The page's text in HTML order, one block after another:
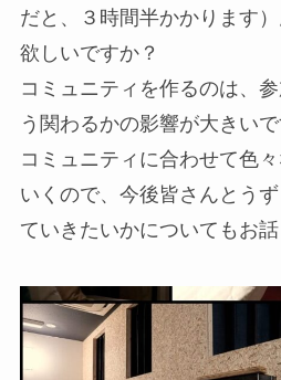
だと、３時間半かかります
欲しいですか？
コミュニティを作るのは、
う関わるかの影響が大きいで
コミュニティに合わせて色
いくので、今後皆さんとう
ていきたいかについてもお